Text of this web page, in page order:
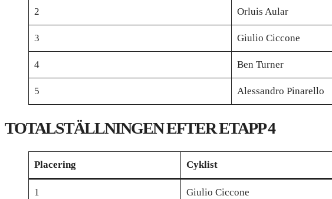
2 Orluis Aular
3 Giulio Ciccone
4 Ben Turner
5 Alessandro Pinarello
TOTALSTÄLLNINGEN EFTER ETAPP 4
Placering Cyklist
1 Giulio Ciccone